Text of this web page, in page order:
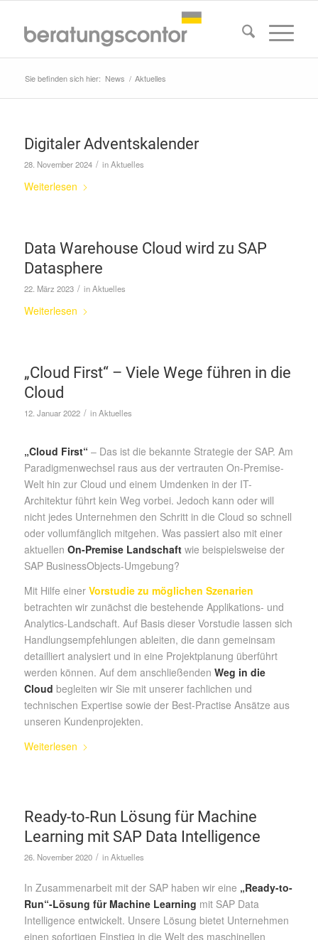
Sie befinden sich hier: News / Aktuelles
Digitaler Adventskalender
28. November 2024 / inAktuelles
Weiterlesen
Data Warehouse Cloud wird zu SAP
Datasphere
22. März 2023 / inAktuelles
Weiterlesen
„Cloud First“ – Viele Wege führen in die
Cloud
12. Januar 2022 / inAktuelles
„Cloud First“ – Das ist die bekannte Strategie der SAP. Am
Paradigmenwechsel raus aus der vertrauten On-Premise-
Welt hin zur Cloud und einem Umdenken in der IT-
Architektur führt kein Weg vorbei. Jedoch kann oder will
nicht jedes Unternehmen den Schritt in die Cloud so schnell
oder vollumfänglich mitgehen. Was passiert also mit einer
aktuellen On-Premise Landschaftwie beispielsweise der
SAP BusinessObjects-Umgebung?
Mit Hilfe einer Vorstudie zu möglichen Szenarien
betrachten wir zunächst die bestehende Applikations- und
Analytics-Landschaft. Auf Basis dieser Vorstudie lassen sich
Handlungsempfehlungen ableiten, die dann gemeinsam
detailliert analysiert und in eine Projektplanung überführt
werden können. Auf dem anschließenden Weg in die
Cloud begleiten wir Sie mit unserer fachlichen und
technischen Expertise sowie der Best-Practise Ansätze aus
unseren Kundenprojekten.
Weiterlesen
Ready-to-Run Lösung für Machine
Learning mit SAP Data Intelligence
26. November 2020 / inAktuelles
In Zusammenarbeit mit der SAP haben wir eine „Ready-to-
Run“-Lösung für Machine Learning mit SAP Data
Intelligence entwickelt. Unsere Lösung bietet Unternehmen
einen sofortigen Einstieg in die Welt des maschinellen